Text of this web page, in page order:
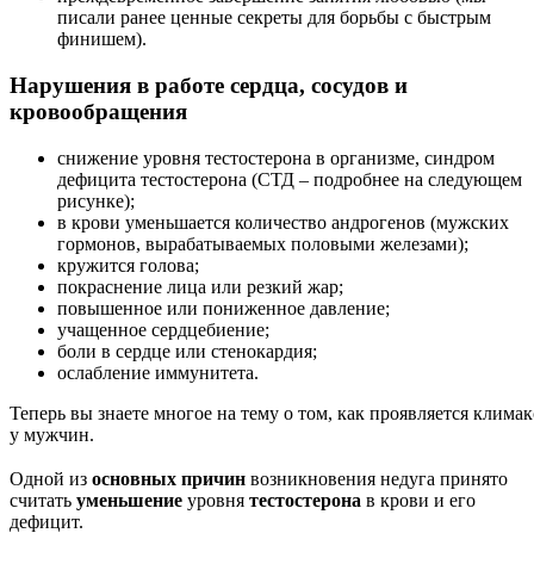
писали ранее ценные секреты для борьбы с быстрым
финишем).
Нарушения в работе сердца, сосудов и
кровообращения
снижение уровня тестостерона в организме, синдром
дефицита тестостерона (СТД – подробнее на следующем
рисунке);
в крови уменьшается количество андрогенов (мужских
гормонов, вырабатываемых половыми железами);
кружится голова;
покраснение лица или резкий жар;
повышенное или пониженное давление;
учащенное сердцебиение;
боли в сердце или стенокардия;
ослабление иммунитета.
Теперь вы знаете многое на тему о том, как проявляется
у мужчин.
Одной из основных причин возникновения недуга принято
считать уменьшение уровня тестостерона в крови и его
дефицит.